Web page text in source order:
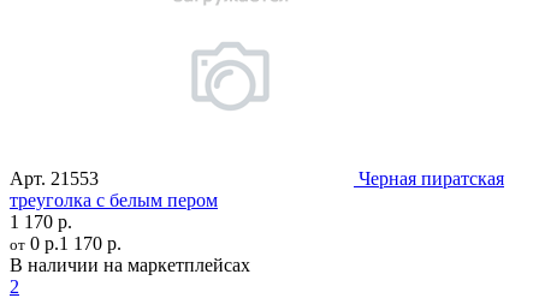
Арт. 21553
Черная пиратская
треуголка с белым пером
1 170 р.
от 0 р.1 170 р.
В наличии на маркетплейсах
2